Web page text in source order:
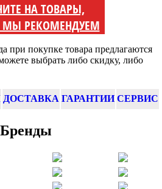
НА ТОВАРЫ,
МЫ РЕКОМЕНДУЕМ
при покупке товара предлагаются
выбрать либо скидку, либо
ДОСТАВКА ГАРАНТИИ СЕРВИС
Бренды